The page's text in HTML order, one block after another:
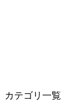
カテゴリ一覧